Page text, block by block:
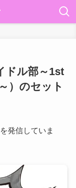
ドル部～1st
）のセット
発信していま